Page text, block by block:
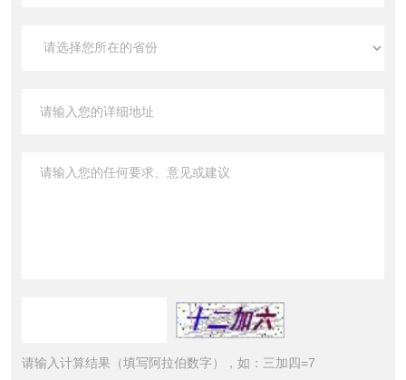
请输入计算结果（填写阿拉伯数字），如：三加四=7